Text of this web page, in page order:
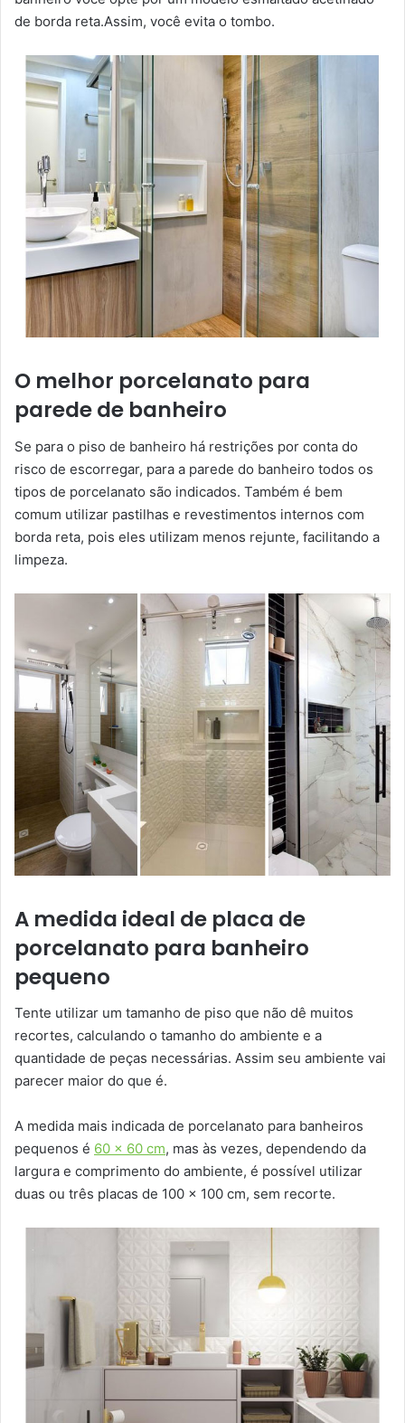
de borda reta.Assim, você evita o tombo.
O melhor porcelanato para
parede de banheiro
Se para o piso de banheiro há restrições por conta do
risco de escorregar, para a parede do banheiro todos os
tipos de porcelanato são indicados. Também é bem
comum utilizar pastilhas e revestimentos internos com
borda reta, pois eles utilizam menos rejunte, facilitando a
limpeza.
A medida ideal de placa de
porcelanato para banheiro
pequeno
Tente utilizar um tamanho de piso que não dê muitos
recortes, calculando o tamanho do ambiente e a
quantidade de peças necessárias. Assim seu ambiente vai
parecer maior do que é.
A medida mais indicada de porcelanato para banheiros
pequenos é 60 x 60 cm, mas às vezes, dependendo da
largura e comprimento do ambiente, é possível utilizar
duas ou três placas de 100 x 100 cm, sem recorte.